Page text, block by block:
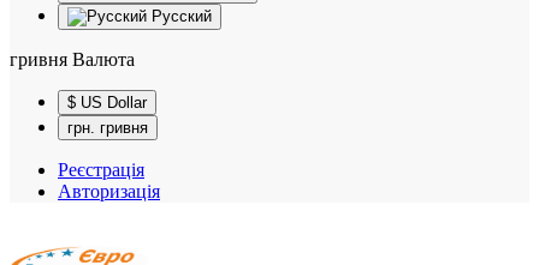
Русский
гривня Валюта
$ US Dollar
грн. гривня
Реєстрація
Авторизація